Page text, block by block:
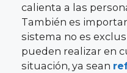
calienta a las
También es
sistema no es
pueden realizar en
situación, ya sean